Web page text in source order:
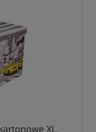
XL,